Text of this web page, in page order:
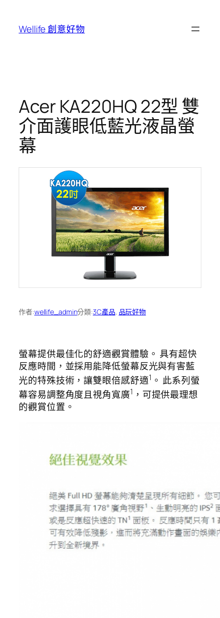
Wellife 創意好物
Acer KA220HQ 22型 雙
介面護眼低藍光液晶螢
幕
作者:wellife_admin分類:3C產品, 品玩好物
螢幕提供最佳化的舒適觀賞體驗。 具有超快
反應時間，並採用能降低螢幕反光與有害藍
光的特殊技術，讓雙眼倍感舒適1 。 此系列螢
幕容易調整角度且視角寬廣1 ，可提供最理想
的觀賞位置。